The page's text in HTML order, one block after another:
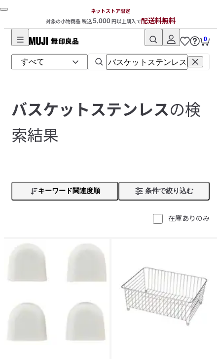
ネットストア限定
対象の小物商品 税込5,000円以上購入で配送料無料
無
印
良
ネ
ッ
ト
ス
0
バスケットステンレスの検
索結果
キーワード関連度順 条件で絞り込む
在庫ありのみ